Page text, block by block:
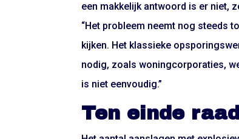
een makkelijk antwoord is er niet,
“Het probleem neemt nog steeds
kijken. Het klassieke
nodig, zoals woningcorporaties,
is niet eenvoudig.”
Ten einde raad